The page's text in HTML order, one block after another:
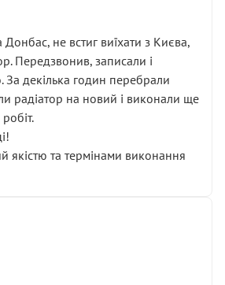
Донбас, не встиг виїхати з Києва,
Передзвонив, записали і
За декілька годин перебрали
радіатор на новий і виконали ще
та термінами виконання